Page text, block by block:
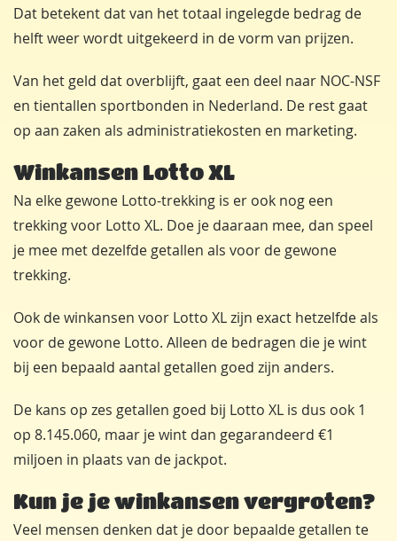
Dat betekent dat van het totaal ingelegde bedrag de
helft weer wordt uitgekeerd in de vorm van prijzen.
Van het geld dat overblijft, gaat een deel naar NOC-NSF
en tientallen sportbonden in Nederland. De rest gaat
op aan zaken als administratiekosten en marketing.
Winkansen Lotto XL
Na elke gewone Lotto-trekking is er ook nog een
trekking voor Lotto XL. Doe je daaraan mee, dan speel
je mee met dezelfde getallen als voor de gewone
trekking.
Ook de winkansen voor Lotto XL zijn exact hetzelfde als
voor de gewone Lotto. Alleen de bedragen die je wint
bij een bepaald aantal getallen goed zijn anders.
De kans op zes getallen goed bij Lotto XL is dus ook 1
op 8.145.060, maar je wint dan gegarandeerd €1
miljoen in plaats van de jackpot.
Kun je je winkansen vergroten?
Veel mensen denken dat je door bepaalde getallen te